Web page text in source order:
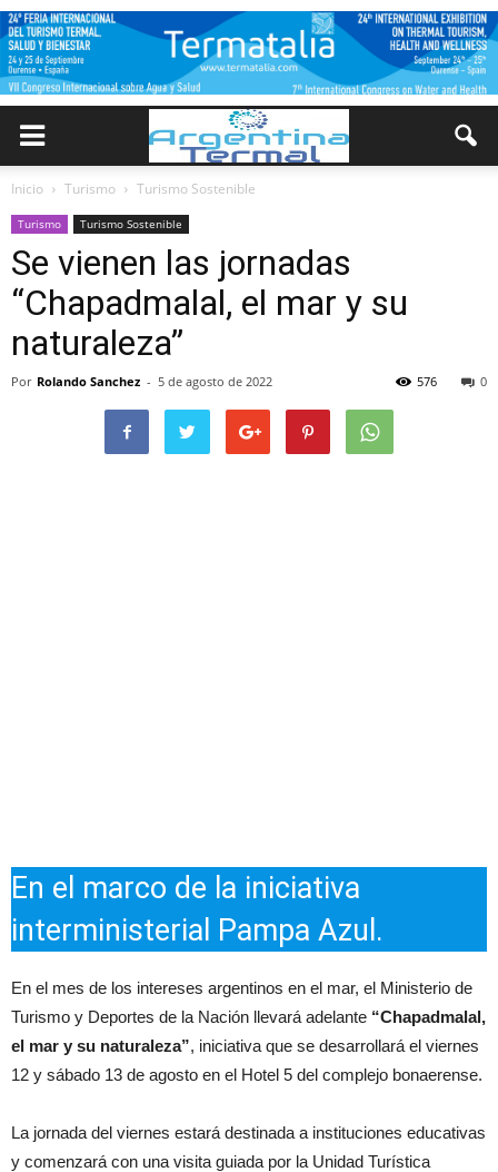
Inicio Turismo Turismo Sostenible
Turismo Turismo Sostenible
Se vienen las jornadas
“Chapadmalal, el mar y su
naturaleza”
Por Rolando Sanchez - 5 de agosto de 2022 0
576
En el marco de la iniciativa
interministerial Pampa Azul.
En el mes de los intereses argentinos en el mar, el Ministerio de
Turismo y Deportes de la Nación llevará adelante “Chapadmalal,
el mar y su naturaleza”, iniciativa que se desarrollará el viernes
12 y sábado 13 de agosto en el Hotel 5 del complejo bonaerense.
La jornada del viernes estará destinada a instituciones educativas
y comenzará con una visita guiada por la Unidad Turística